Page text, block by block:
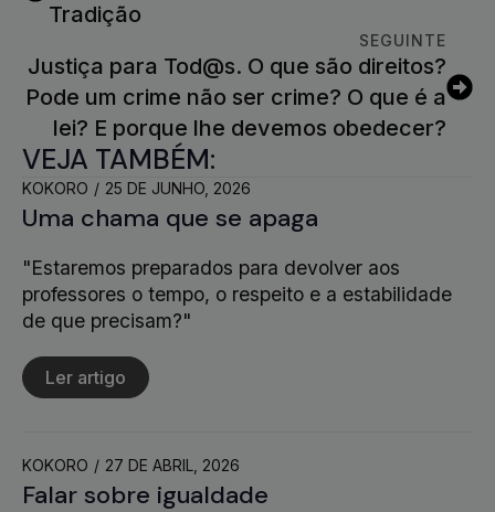
Tradição
SEGUINTE
Justiça para Tod@s. O que são direitos?
Pode um crime não ser crime? O que é a
lei? E porque lhe devemos obedecer?
VEJA TAMBÉM:
Uma chama que se apaga
KOKORO 25 DE JUNHO, 2026
"Estaremos preparados para devolver aos
professores o tempo, o respeito e a estabilidade
de que precisam?"
Ler artigo
Falar sobre igualdade
KOKORO 27 DE ABRIL, 2026